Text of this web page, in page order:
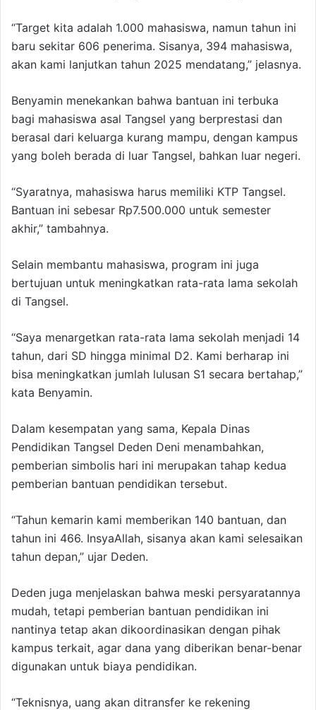
“Target kita adalah 1.000 mahasiswa, namun tahun ini
baru sekitar 606 penerima. Sisanya, 394 mahasiswa,
akan kami lanjutkan tahun 2025 mendatang,” jelasnya.
Benyamin menekankan bahwa bantuan ini terbuka
bagi mahasiswa asal Tangsel yang berprestasi dan
berasal dari keluarga kurang mampu, dengan kampus
yang boleh berada di luar Tangsel, bahkan luar negeri.
“Syaratnya, mahasiswa harus memiliki KTP Tangsel.
Bantuan ini sebesar Rp7.500.000 untuk semester
akhir,” tambahnya.
Selain membantu mahasiswa, program ini juga
bertujuan untuk meningkatkan rata-rata lama sekolah
di Tangsel.
“Saya menargetkan rata-rata lama sekolah menjadi 14
tahun, dari SD hingga minimal D2. Kami berharap ini
bisa meningkatkan jumlah lulusan S1 secara bertahap,”
kata Benyamin.
Dalam kesempatan yang sama, Kepala Dinas
Pendidikan Tangsel Deden Deni menambahkan,
pemberian simbolis hari ini merupakan tahap kedua
pemberian bantuan pendidikan tersebut.
“Tahun kemarin kami memberikan 140 bantuan, dan
tahun ini 466. InsyaAllah, sisanya akan kami selesaikan
tahun depan,” ujar Deden.
Deden juga menjelaskan bahwa meski persyaratannya
mudah, tetapi pemberian bantuan pendidikan ini
nantinya tetap akan dikoordinasikan dengan pihak
kampus terkait, agar dana yang diberikan benar-benar
digunakan untuk biaya pendidikan.
“Teknisnya, uang akan ditransfer ke rekening